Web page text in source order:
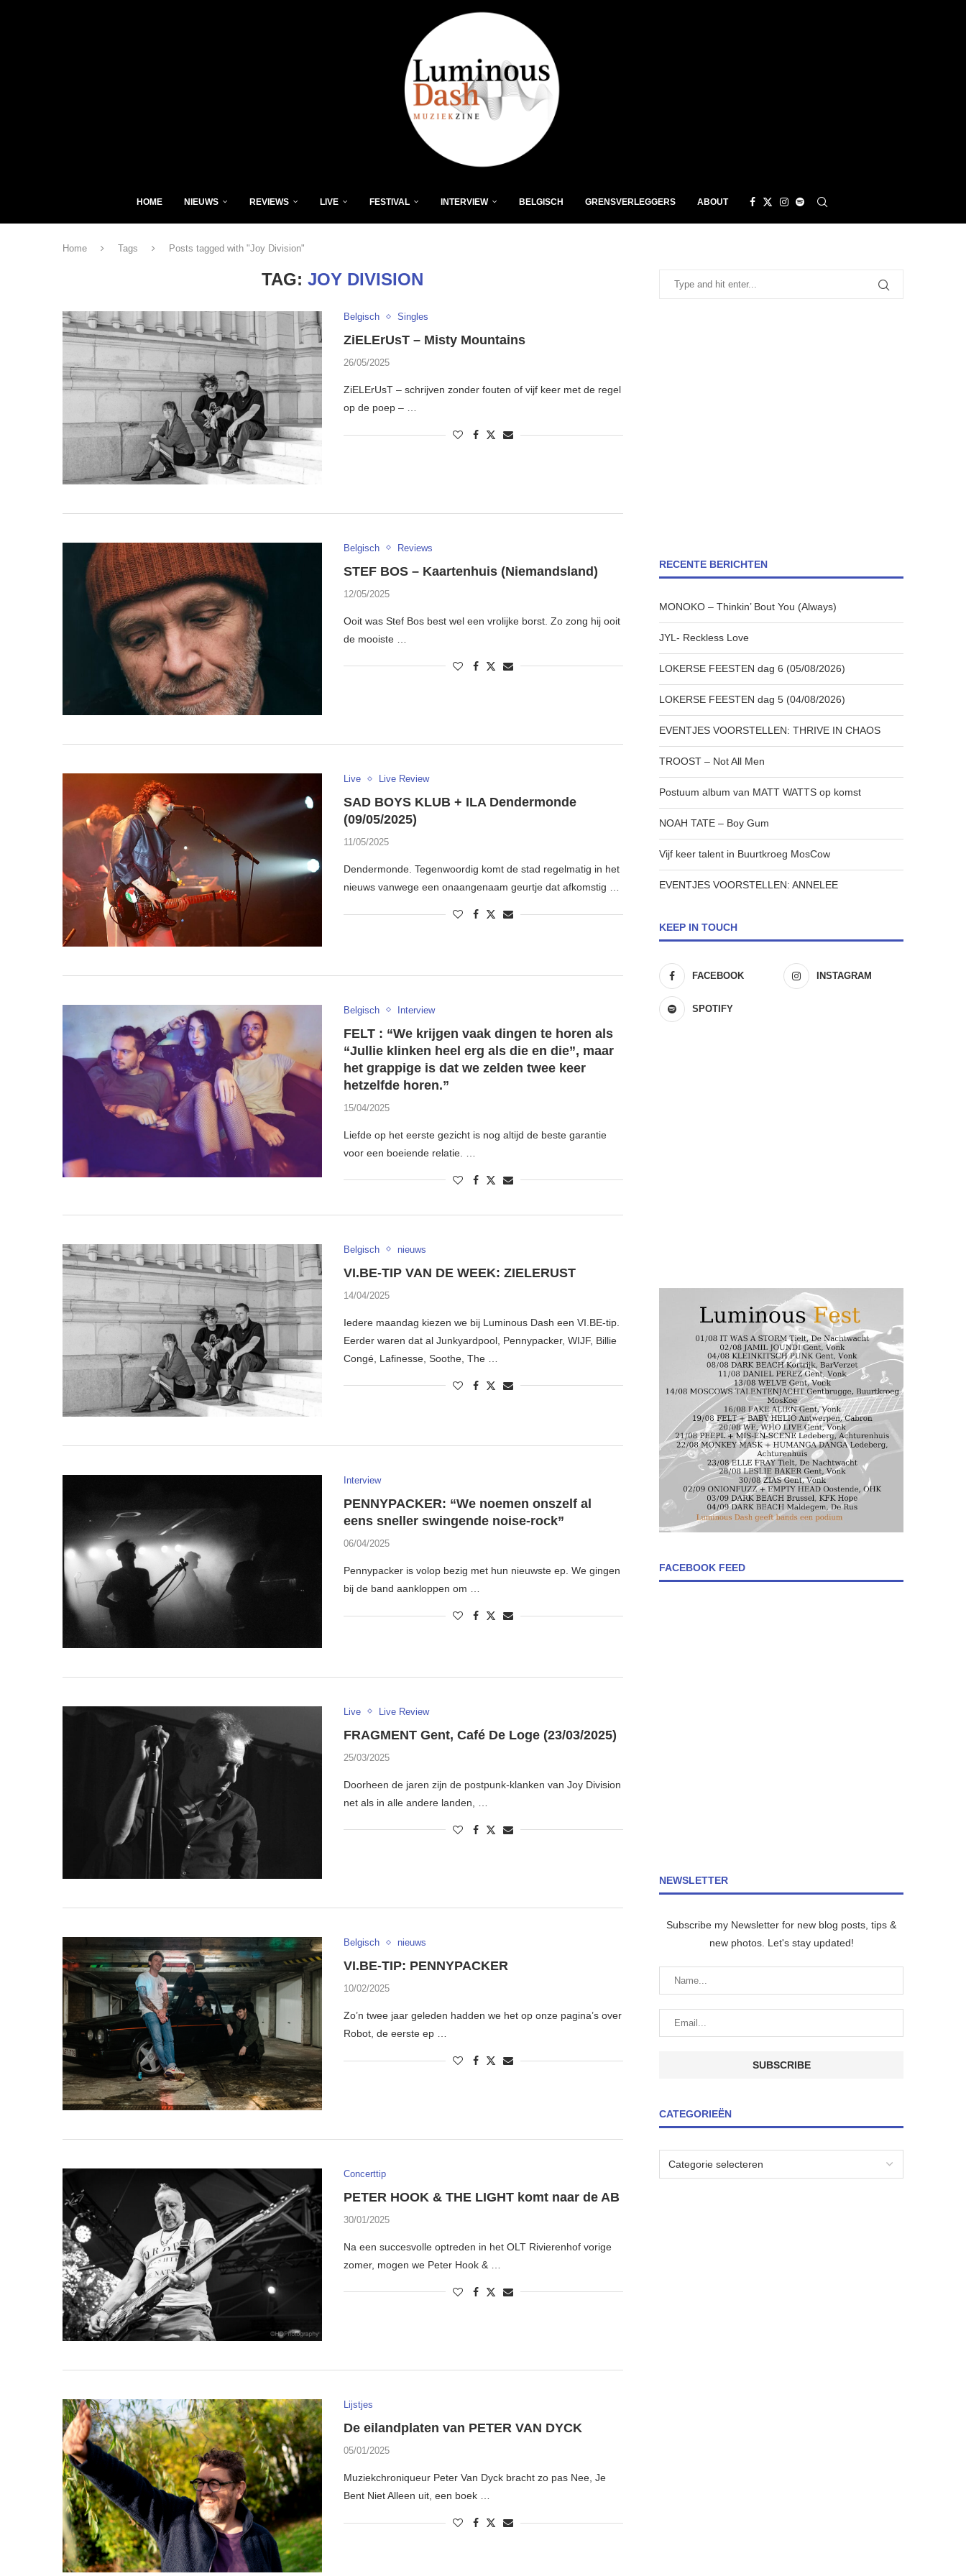
HOME NIEUWS REVIEWS LIVE FESTIVAL INTERVIEW BELGISCH GRENSVERLEGGERS ABOUT
Home Tags Posts tagged with "Joy Division"
TAG:JOY DIVISION
Belgisch Singles
ZiELErUsT – Misty Mountains
26/05/2025
ZiELErUsT – schrijven zonder fouten of vijf keer met de regel
op de poep – …
Belgisch Reviews
STEF BOS – Kaartenhuis (Niemandsland)
12/05/2025
Ooit was Stef Bos best wel een vrolijke borst. Zo zong hij ooit
de mooiste …
Live Live Review
SAD BOYS KLUB + ILA Dendermonde
(09/05/2025)
11/05/2025
Dendermonde. Tegenwoordig komt de stad regelmatig in het
nieuws vanwege een onaangenaam geurtje dat afkomstig …
Belgisch Interview
FELT : “We krijgen vaak dingen te horen als
“Jullie klinken heel erg als die en die”, maar
het grappige is dat we zelden twee keer
hetzelfde horen.”
15/04/2025
Liefde op het eerste gezicht is nog altijd de beste garantie
voor een boeiende relatie. …
Belgisch nieuws
VI.BE-TIP VAN DE WEEK: ZIELERUST
14/04/2025
Iedere maandag kiezen we bij Luminous Dash een VI.BE-tip.
Eerder waren dat al Junkyardpool, Pennypacker, WIJF, Billie
Congé, Lafinesse, Soothe, The …
Interview
PENNYPACKER: “We noemen onszelf al
eens sneller swingende noise-rock”
06/04/2025
Pennypacker is volop bezig met hun nieuwste ep. We gingen
bij de band aankloppen om …
Live Live Review
FRAGMENT Gent, Café De Loge (23/03/2025)
25/03/2025
Doorheen de jaren zijn de postpunk-klanken van Joy Division
net als in alle andere landen, …
Belgisch nieuws
VI.BE-TIP: PENNYPACKER
10/02/2025
Zo’n twee jaar geleden hadden we het op onze pagina’s over
Robot, de eerste ep …
Concerttip
PETER HOOK & THE LIGHT komt naar de AB
30/01/2025
Na een succesvolle optreden in het OLT Rivierenhof vorige
zomer, mogen we Peter Hook & …
Lijstjes
De eilandplaten van PETER VAN DYCK
05/01/2025
Muziekchroniqueur Peter Van Dyck bracht zo pas Nee, Je
Bent Niet Alleen uit, een boek …
RECENTE BERICHTEN
MONOKO – Thinkin’ Bout You (Always)
JYL- Reckless Love
LOKERSE FEESTEN dag 6 (05/08/2026)
LOKERSE FEESTEN dag 5 (04/08/2026)
EVENTJES VOORSTELLEN: THRIVE IN CHAOS
TROOST – Not All Men
Postuum album van MATT WATTS op komst
NOAH TATE – Boy Gum
Vijf keer talent in Buurtkroeg MosCow
EVENTJES VOORSTELLEN: ANNELEE
KEEP IN TOUCH
FACEBOOK INSTAGRAM
SPOTIFY
FACEBOOK FEED
NEWSLETTER
Subscribe my Newsletter for new blog posts, tips &
new photos. Let's stay updated!
CATEGORIEËN